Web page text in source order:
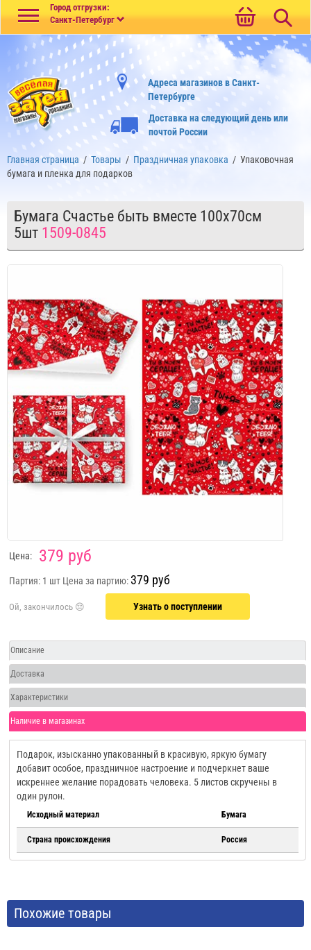
Город отгрузки:
Санкт-Петербург
Адреса магазинов в Санкт-
Петербурге
Доставка на следующий день или
почтой России
Главная страница / Товары / Праздничная упаковка / Упаковочная
бумага и пленка для подарков
Бумага Счастье быть вместе 100х70см
5шт 1509-0845
Цена: 379 руб
Партия: 1 шт Цена за партию: 379 руб
Узнать о поступлении
Описание
Доставка
Характеристики
Наличие в магазинах
Подарок, изысканно упакованный в красивую, яркую бумагу
добавит особое, праздничное настроение и подчеркнет ваше
искреннее желание порадовать человека. 5 листов скручены в
один рулон.
Исходный материал Бумага
Страна происхождения Россия
Похожие товары